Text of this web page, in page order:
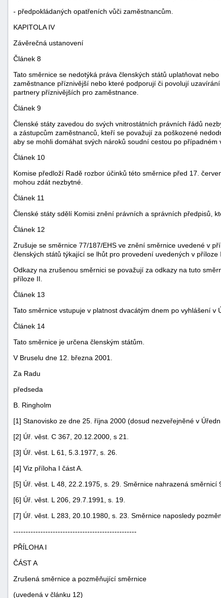
- předpokládaných opatřeních vůči zaměstnancům.
KAPITOLA IV
Závěrečná ustanovení
Článek 8
Tato směrnice se nedotýká práva členských států uplatňovat
zaměstnance příznivější nebo které podporují či povolují
partnery příznivějších pro zaměstnance.
Článek 9
Členské státy zavedou do svých vnitrostátních právních řádů
a zástupcům zaměstnanců, kteří se považují za poškozené
aby se mohli domáhat svých nároků soudní cestou po
Článek 10
Komise předloží Radě rozbor účinků této směrnice před 17.
mohou zdát nezbytné.
Článek 11
Členské státy sdělí Komisi znění právních a správních předpisů,
Článek 12
Zrušuje se směrnice 77/187/EHS ve znění směrnice uvedené v
členských států týkající se lhůt pro provedení uvedených v příloze
Odkazy na zrušenou směrnici se považují za odkazy na tuto
příloze II.
Článek 13
Tato směrnice vstupuje v platnost dvacátým dnem po vyhlášení
Článek 14
Tato směrnice je určena členským státům.
V Bruselu dne 12. března 2001.
Za Radu
předseda
B. Ringholm
[1] Stanovisko ze dne 25. října 2000 (dosud nezveřejněné v
[2] Úř. věst. C 367, 20.12.2000, s 21.
[3] Úř. věst. L 61, 5.3.1977, s. 26.
[4] Viz příloha I část A.
[5] Úř. věst. L 48, 22.2.1975, s. 29. Směrnice nahrazená
[6] Úř. věst. L 206, 29.7.1991, s. 19.
[7] Úř. věst. L 283, 20.10.1980, s. 23. Směrnice naposledy
--------------------------------------------------
PŘÍLOHA I
ČÁST A
Zrušená směrnice a pozměňující směrnice
(uvedená v článku 12)